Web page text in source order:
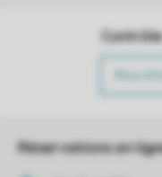
Plus
Réservations en